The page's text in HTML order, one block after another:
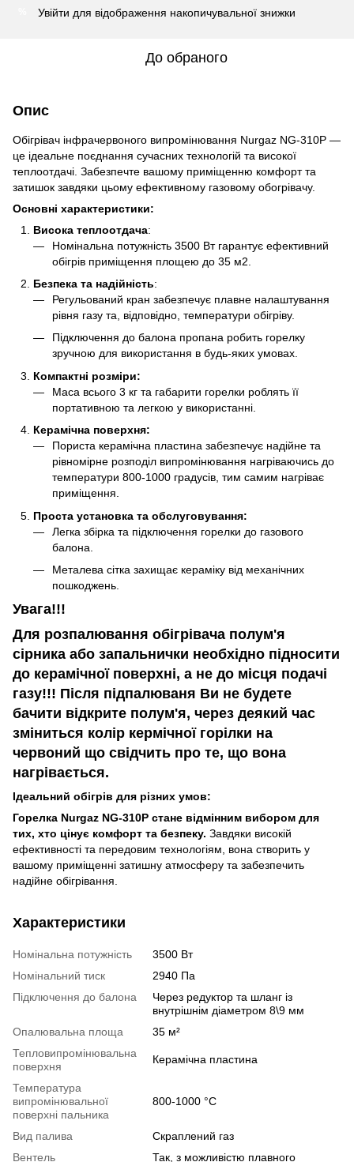
Увійти для відображення накопичувальної знижки
До обраного
Опис
Обігрівач інфрачервоного випромінювання Nurgaz NG-310P —
це ідеальне поєднання сучасних технологій та високої
теплоотдачі. Забезпечте вашому приміщенню комфорт та
затишок завдяки цьому ефективному газовому обогрівачу.
Основні характеристики:
Висока теплоотдача:
Номінальна потужність 3500 Вт гарантує ефективний
обігрів приміщення площею до 35 м2.
Безпека та надійність:
Регульований кран забезпечує плавне налаштування
рівня газу та, відповідно, температури обігріву.
Підключення до балона пропана робить горелку
зручною для використання в будь-яких умовах.
Компактні розміри:
Маса всього 3 кг та габарити горелки роблять її
портативною та легкою у використанні.
Керамічна поверхня:
Пориста керамічна пластина забезпечує надійне та
рівномірне розподіл випромінювання нагріваючись до
температури 800-1000 градусів, тим самим нагріває
приміщення.
Проста установка та обслуговування:
Легка збірка та підключення горелки до газового
балона.
Металева сітка захищає кераміку від механічних
пошкоджень.
Увага!!!
Для розпалювання обігрівача полум'я
сірника або запальнички необхідно підносити
до керамічної поверхні, а не до місця подачі
газу!!! Після підпалюваня Ви не будете
бачити відкрите полум'я, через деякий час
зміниться колір кермічної горілки на
червоний що свідчить про те, що вона
нагрівається.
Ідеальний обігрів для різних умов:
Горелка Nurgaz NG-310P стане відмінним вибором для
тих, хто цінує комфорт та безпеку. Завдяки високій
ефективності та передовим технологіям, вона створить у
вашому приміщенні затишну атмосферу та забезпечить
надійне обігрівання.
Характеристики
Номінальна потужність
3500 Вт
Номінальний тиск
2940 Па
Підключення до балона
Через редуктор та шланг із
внутрішнім діаметром 8\9 мм
Опалювальна площа
35 м²
Тепловипромінювальна
поверхня
Керамічна пластина
Температура
випромінювальної
поверхні пальника
800-1000 °C
Вид палива
Скраплений газ
Вентель
Так, з можливістю плавного